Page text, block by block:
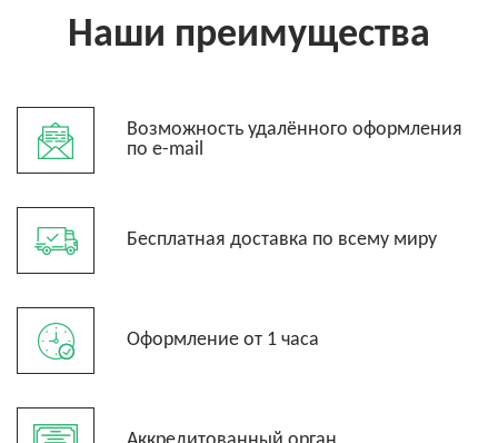
Наши преимущества
Возможность удалённого оформления
по e-mail
Бесплатная доставка по всему миру
Оформление от 1 часа